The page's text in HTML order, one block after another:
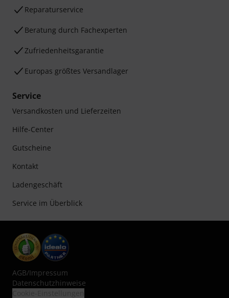
Reparaturservice
Beratung durch Fachexperten
Zufriedenheitsgarantie
Europas größtes Versandlager
Service
Versandkosten und Lieferzeiten
Hilfe-Center
Gutscheine
Kontakt
Ladengeschäft
Service im Überblick
AGB/Impressum
Datenschutzhinweise